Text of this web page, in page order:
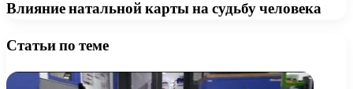
Влияние натальной карты на судьбу человека
Статьи по теме